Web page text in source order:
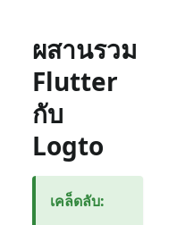
ผสานรวม
Flutter
กับ
Logto
เคล็ดลับ: